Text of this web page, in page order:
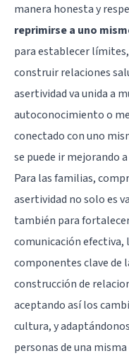
manera honesta y
reprimirse a uno
para establecer
construir relaciones
asertividad va unida a
autoconocimiento o
conectado con uno
se puede ir mejorando
Para las familias,
asertividad no solo es
también para
comunicación efectiva,
componentes clave de
construcción de
aceptando así los
cultura, y
personas de una